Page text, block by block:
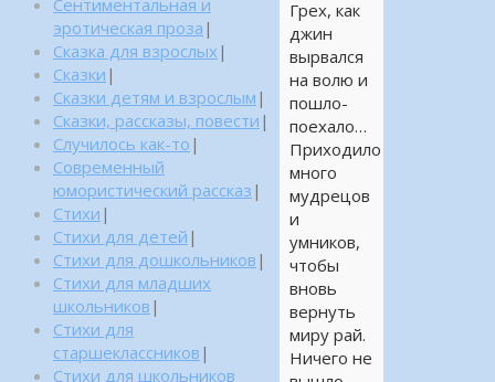
Грех, как
джин
вырвался
на волю и
пошло-
поехало…
Приходило
много
мудрецов
и
умников,
чтобы
вновь
вернуть
миру рай.
Ничего не
Сентиментальная и
эротическая проза |
Сказка для взрослых |
Сказки |
Сказки детям и взрослым |
Сказки, рассказы, повести |
Случилось как-то |
Современный
юмористический рассказ |
Стихи |
Стихи для детей |
Стихи для дошкольников |
Стихи для младших
школьников |
Стихи для
старшеклассников |
Стихи для школьников